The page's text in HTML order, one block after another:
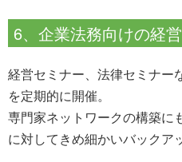
6、企業法務向けの経
経営セミナー、法律セミナー
を定期的に開催。
専門家ネットワークの構築に
に対してきめ細かいバックア